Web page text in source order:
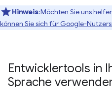
Hinweis:Möchten Sie uns
können Sie sich für Google-
Entwicklertools in
Sprache